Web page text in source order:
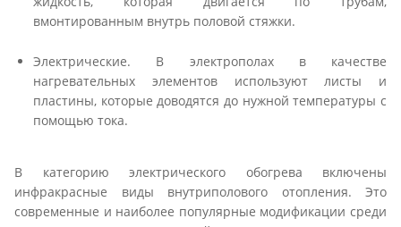
вмонтированным внутрь половой стяжки.
Электрические. В электрополах в качестве
нагревательных элементов используют листы и
пластины, которые доводятся до нужной температуры с
помощью тока.
В категорию электрического обогрева включены
инфракрасные виды внутриполового отопления. Это
современные и наиболее популярные модификации среди